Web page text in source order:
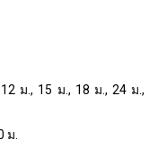
ม., 15 ม., 18 ม., 24 ม.,
ม.